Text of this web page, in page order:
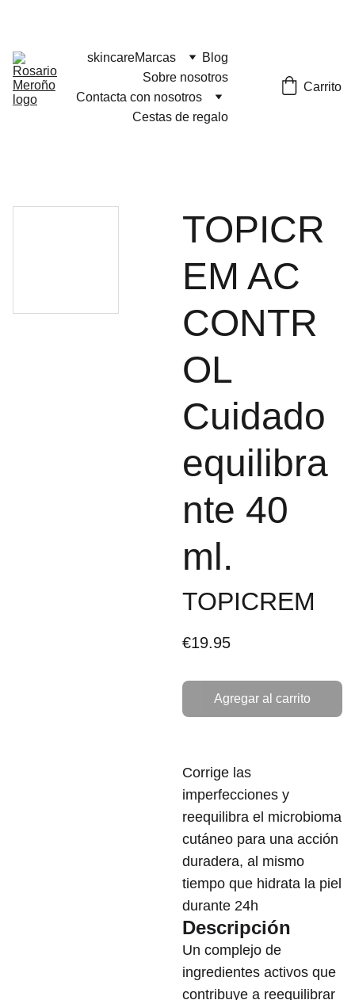
skincareMarcas
Blog
Sobre nosotros
Contacta con nosotros
Cestas de regalo
Carrito
TOPICR
EM AC
CONTR
OL
Cuidado
equilibra
nte 40
ml.
TOPICREM
€19.95
Agregar al carrito
Corrige las
imperfecciones y
reequilibra el microbioma
cutáneo para una acción
duradera, al mismo
tiempo que hidrata la piel
durante 24h
Descripción
Un complejo de
ingredientes activos que
contribuye a reequilibrar